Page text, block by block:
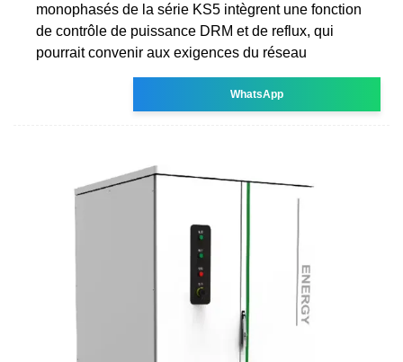
monophasés de la série KS5 intègrent une fonction
de contrôle de puissance DRM et de reflux, qui
pourrait convenir aux exigences du réseau
WhatsApp